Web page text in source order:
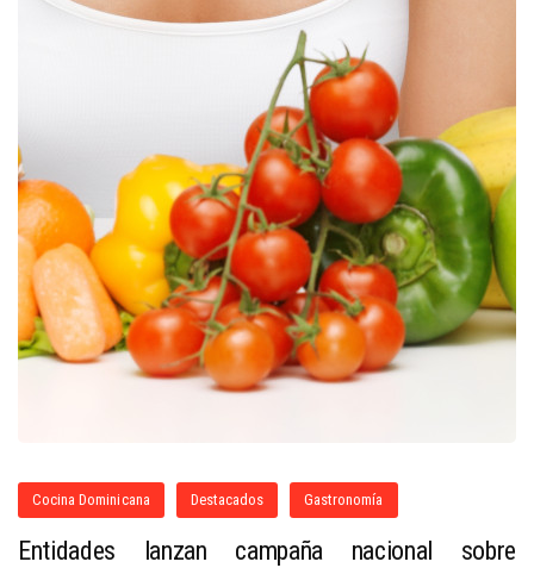
Cocina Dominicana Destacados Gastronomía
Entidades lanzan campaña nacional sobre